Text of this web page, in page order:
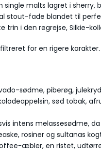
single malts lagret i sherry,
stout-fade blandet til
trin i den røgrejse, Silkie-
for en rigere karakter.
sødme, piberøg,
sød tobak,
intens melassesødme,
rosiner og sultanas
æbler, en ristet,